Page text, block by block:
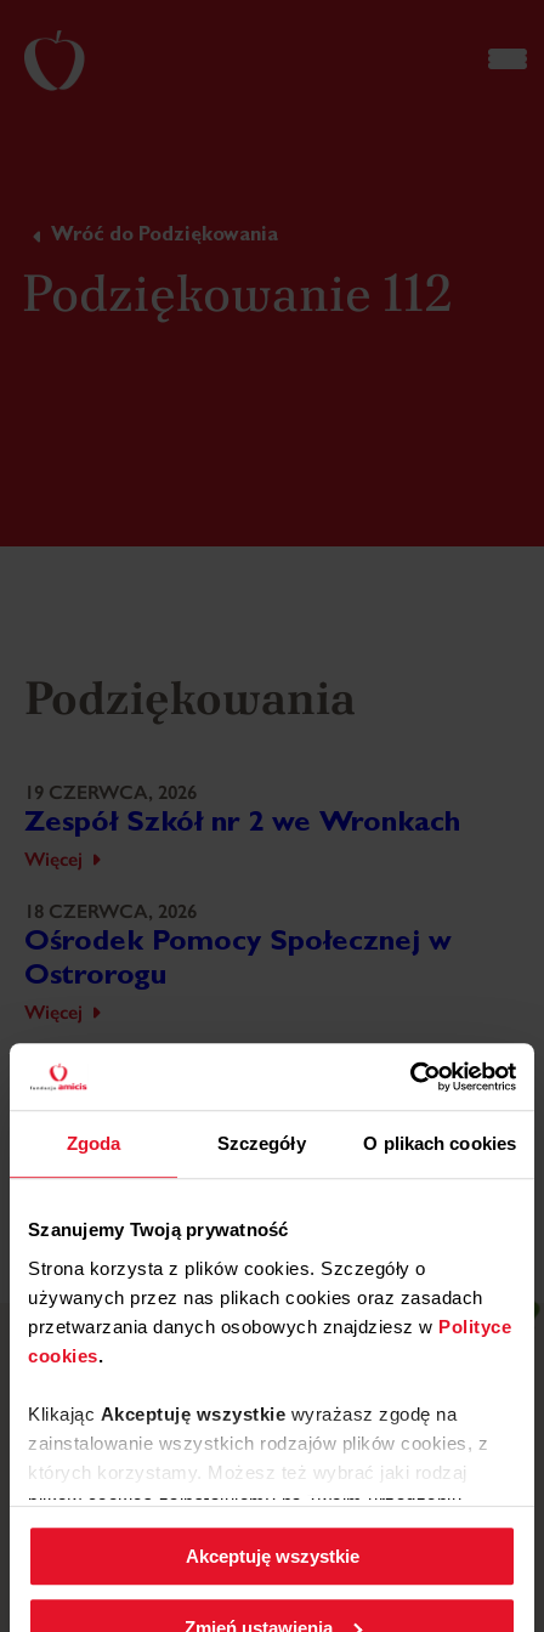
Zgoda Szczegóły O plikach cookies
Szanujemy Twoją prywatność
Strona korzysta z plików cookies. Szczegóły o
używanych przez nas plikach cookies oraz zasadach
przetwarzania danych osobowych znajdziesz w Polityce
cookies.
Klikając Akceptuję wszystkie wyrażasz zgodę na
zainstalowanie wszystkich rodzajów plików cookies, z
których korzystamy. Możesz też wybrać jaki rodzaj
plików cookies zainstalujemy na Twoim urządzeniu,
klikającZmień ustawienia.
W każdej chwili możesz zmienić wybrane przez Ciebie
ustawienia plików cookies wchodząc w zakładkę
Akceptuję wszystkie
Zmień ustawienia
Wróć do Podziękowania
Podziękowanie 112
Podziękowania
19 CZERWCA, 2026
Zespół Szkół nr 2 we Wronkach
Więcej
18 CZERWCA, 2026
Ośrodek Pomocy Społecznej w
Ostrorogu
Więcej
18 CZERWCA, 2026
Wojewódzki Szpital
Specjalistyczny w Legnicy
ul. Mickiewicza 52, 64-510 Wronki